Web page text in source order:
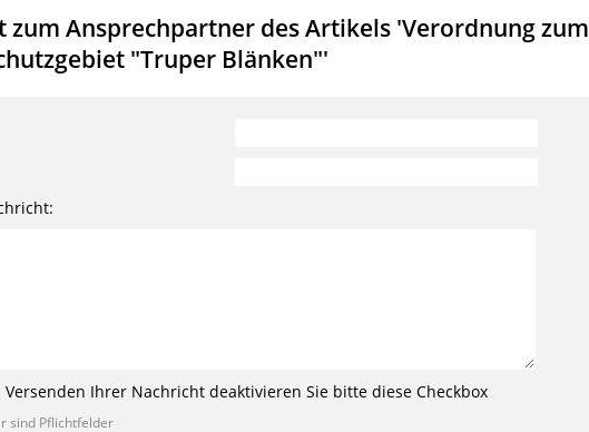
zum Ansprechpartner des Artikels 'Verordnung zum
"Truper Blänken"'
Versenden Ihrer Nachricht deaktivieren Sie bitte diese Checkbox
sind Pflichtfelder